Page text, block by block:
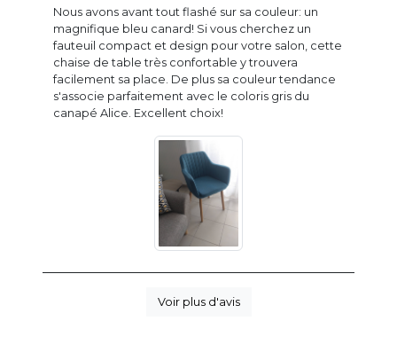
Nous avons avant tout flashé sur sa couleur: un
magnifique bleu canard! Si vous cherchez un
fauteuil compact et design pour votre salon, cette
chaise de table très confortable y trouvera
facilement sa place. De plus sa couleur tendance
s'associe parfaitement avec le coloris gris du
canapé Alice. Excellent choix!
Voir plus d'avis